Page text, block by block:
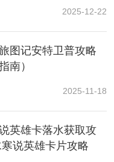
，可以顺利完成任
2025-12-22
图记安特卫普攻略
南）
2025-11-18
英雄卡落水获取攻
说英雄卡片攻略